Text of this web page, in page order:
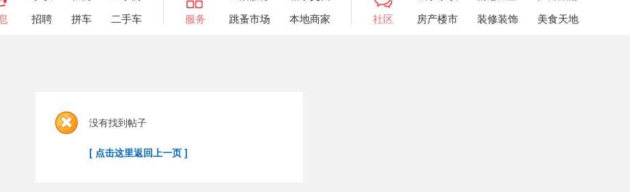
招聘
拼车 二手车 服务
跳蚤市场
本地商家 社区
房产楼市
装修装饰 美食天地
没有找到帖子
[ 点击这里返回上一页 ]